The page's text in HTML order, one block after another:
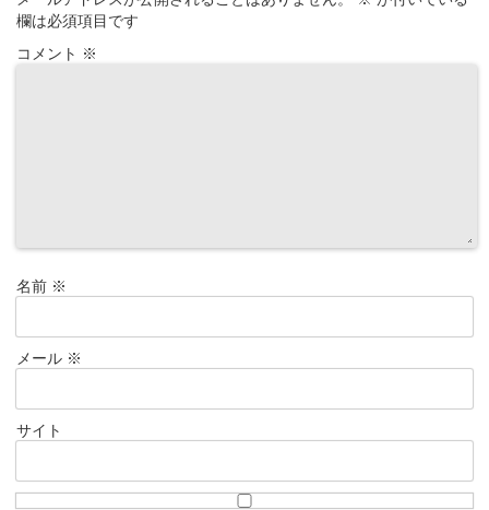
欄は必須項目です
コメント ※
名前 ※
メール ※
サイト